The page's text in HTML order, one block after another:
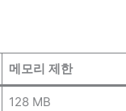
메모리 제한
128 MB